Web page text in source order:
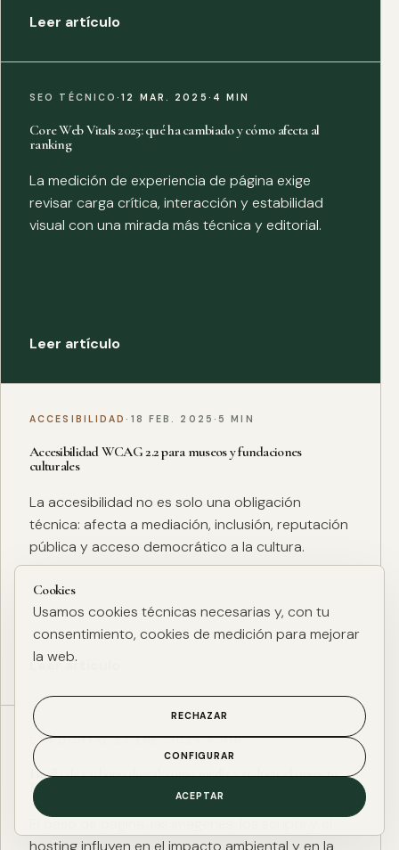
Leer artículo
SEO TÉCNICO·12 MAR. 2025 · 4 MIN
Core Web Vitals 2025: qué ha cambiado y cómo afecta al
ranking
La medición de experiencia de página exige
revisar carga crítica, interacción y estabilidad
visual con una mirada más técnica y editorial.
Leer artículo
ACCESIBILIDAD · 18 FEB. 2025 · 5 MIN
Accesibilidad WCAG 2.2 para museos y fundaciones
culturales
La accesibilidad no es solo una obligación
técnica: afecta a mediación, inclusión, reputación
pública y acceso democrático a la cultura.
Leer artículo
ESG DIGITAL·27 ENE. 2025·4 MIN
Huella de carbono digital: cómo medir y reducir el impacto
ESG de una web
El peso de página, las imágenes, los scripts y el
hosting influyen en el impacto ambiental y en la
Cookies
Usamos cookies técnicas necesarias y, con tu
consentimiento, cookies de medición para mejorar
la web.
RECHAZAR
CONFIGURAR
ACEPTAR